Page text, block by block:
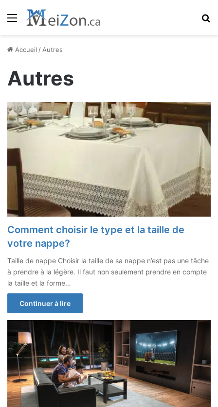
Menu
Accueil / Autres
Autres
Comment choisir le type et la taille de
votre nappe?
Taille de nappe Choisir la taille de sa nappe n’est pas une tâche
à prendre à la légère. Il faut non seulement prendre en compte
la taille et la forme…
Continuer à lire